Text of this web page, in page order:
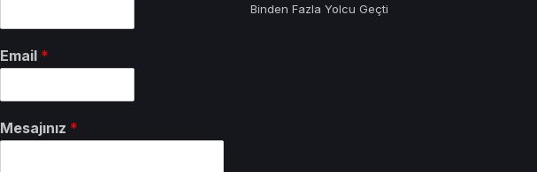
Email *
Mesajınız *
Binden Fazla Yolcu Geçti